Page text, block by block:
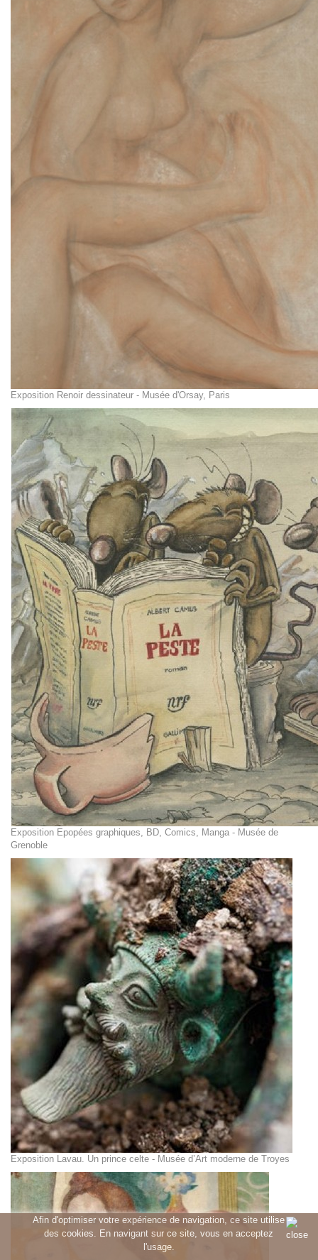
Afin d'optimiser votre expérience de navigation, ce site utilise
des cookies. En navigant sur ce site, vous en acceptez
l'usage.
Exposition Renoir dessinateur - Musée d'Orsay, Paris
Exposition Epopées graphiques, BD, Comics, Manga - Musée de
Grenoble
Exposition Lavau. Un prince celte - Musée d’Art moderne de Troyes